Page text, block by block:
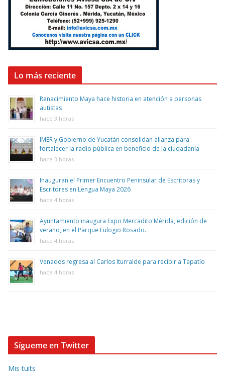
Lo más reciente
Renacimiento Maya hace historia en atención a personas
autistas
hace 3 horas
IMER y Gobierno de Yucatán consolidan alianza para
fortalecer la radio pública en beneficio de la ciudadanía
hace 3 horas
Inauguran el Primer Encuentro Peninsular de Escritoras y
Escritores en Lengua Maya 2026
hace 4 horas
Ayuntamiento inaugura Expo Mercadito Mérida, edición de
verano, en el Parque Eulogio Rosado.
hace 4 horas
Venados regresa al Carlos Iturralde para recibir a Tapatío
hace 4 horas
Sígueme en Twitter
Mis tuits